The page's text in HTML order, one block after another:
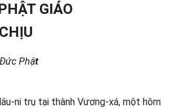
GIÁO
Phật
ni trụ tại thành Vương-xá, một hôm